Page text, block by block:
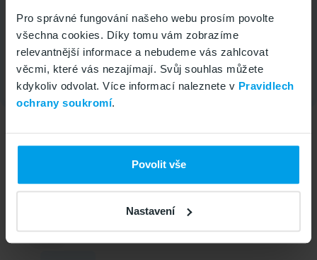
Pro správné fungování našeho webu prosím povolte
všechna cookies. Díky tomu vám zobrazíme
relevantnější informace a nebudeme vás zahlcovat
věcmi, které vás nezajímají. Svůj souhlas můžete
kdykoliv odvolat. Více informací naleznete v Pravidlech
ochrany soukromí.
Povolit vše
Nastavení
v objednávce.
Přehrát video - Jak funguje sleva
Možnost vrácení do 14 dnů